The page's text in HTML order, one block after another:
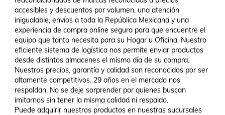
accesibles y descuentos por volumen, una atención
inigualable, envíos a toda la República Mexicana y una
experiencia de compra online segura para que encuentre el
equipo que tanto necesita para su Hogar u Oficina. Nuestro
eficiente sistema de logística nos permite enviar productos
desde distintos almacenes el mismo día de su compra.
Nuestros precios, garantía y calidad son reconocidos por ser
altamente competitivos. 29 años en el mercado nos
respaldan. No se deje sorprender por quienes buscan
imitarnos sin tener la misma calidad ni respaldo.
Puede adquirir nuestros productos en nuestras sucursales